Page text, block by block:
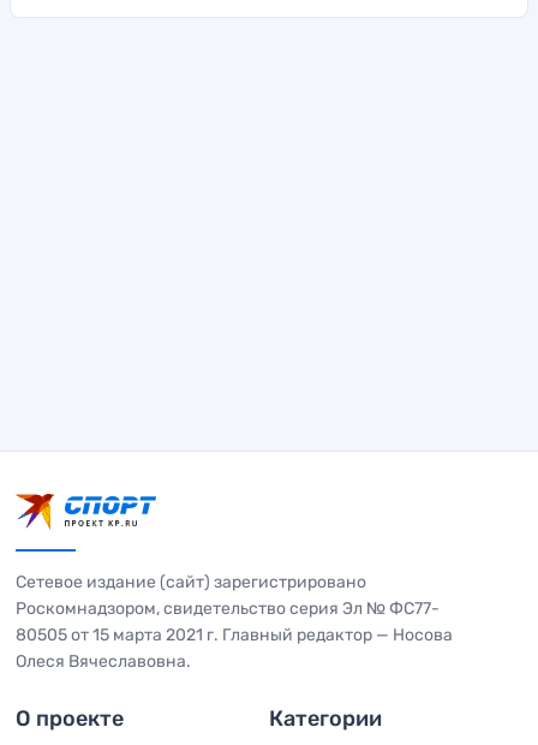
Сетевое издание (сайт) зарегистрировано
Роскомнадзором, свидетельство серия Эл № ФС77-
80505 от 15 марта 2021 г. Главный редактор — Носова
Олеся Вячеславовна.
О проекте Категории